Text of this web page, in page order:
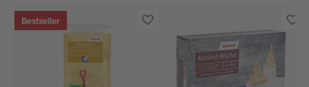
Bestseller